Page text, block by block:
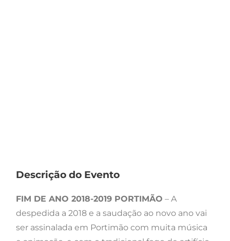
Descrição do Evento
FIM DE ANO 2018-2019 PORTIMÃO – A
despedida a 2018 e a saudação ao novo ano vai
ser assinalada em Portimão com muita música